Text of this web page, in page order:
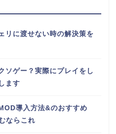
リに渡せない時の解決策を
ソゲー？実際にプレイをし
ます
導入方法&のおすすめ
ならこれ